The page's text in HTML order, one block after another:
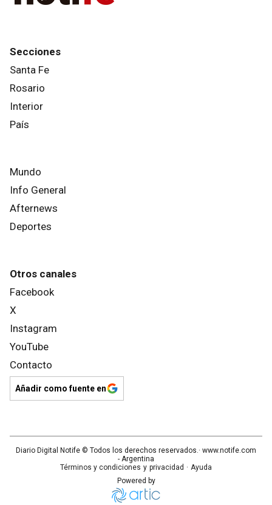
Secciones
Santa Fe
Rosario
Interior
País
Mundo
Info General
Afternews
Deportes
Otros canales
Facebook
X
Instagram
YouTube
Contacto
Añadir como fuente en
Diario Digital Notife © Todos los derechos reservados.· www.notife.com
- Argentina
Términos y condiciones y privacidad · Ayuda
Powered by